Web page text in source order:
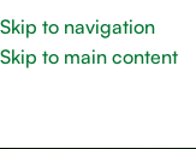
Skip to navigation
Skip to main content